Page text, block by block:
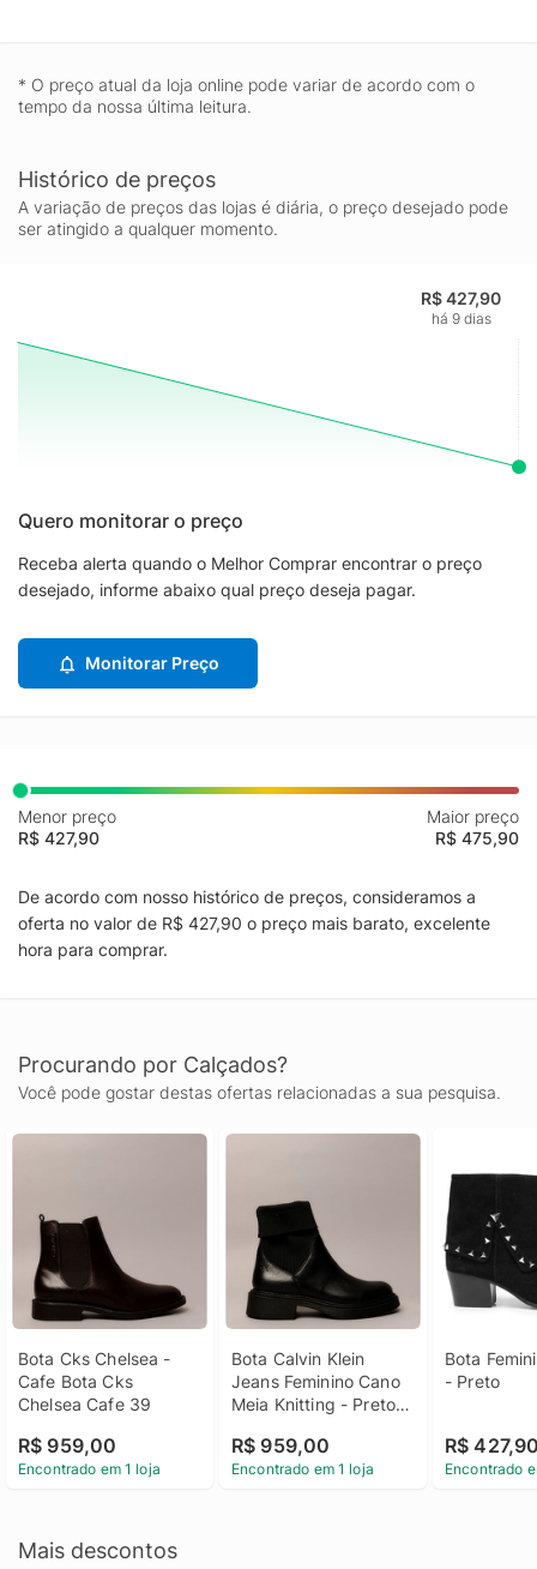
* O preço atual da loja online pode variar de acordo com o
tempo da nossa última leitura.
Histórico de preços
A variação de preços das lojas é diária, o preço desejado pode
ser atingido a qualquer momento.
R$ 427,90
há 9 dias
Quero monitorar o preço
Receba alerta quando o Melhor Comprar encontrar o preço
desejado, informe abaixo qual preço deseja pagar.
Monitorar Preço
Menor preço
R$ 427,90
Maior preço
R$ 475,90
De acordo com nosso histórico de preços, consideramos a
oferta no valor de R$ 427,90 o preço mais barato, excelente
hora para comprar.
Procurando por Calçados?
Você pode gostar destas ofertas relacionadas a sua pesquisa.
Bota Cks Chelsea -
Cafe Bota Cks
Chelsea Cafe 39
R$ 959,00
Encontrado em 1 loja
Bota Calvin Klein
Jeans Feminino Cano
Meia Knitting - Preto
Jeans Feminino Cano
Meia Knitting Preto 38
R$ 959,00
Encontrado em 1 loja
Bota
- Preto
R$
Encontrado
Mais descontos